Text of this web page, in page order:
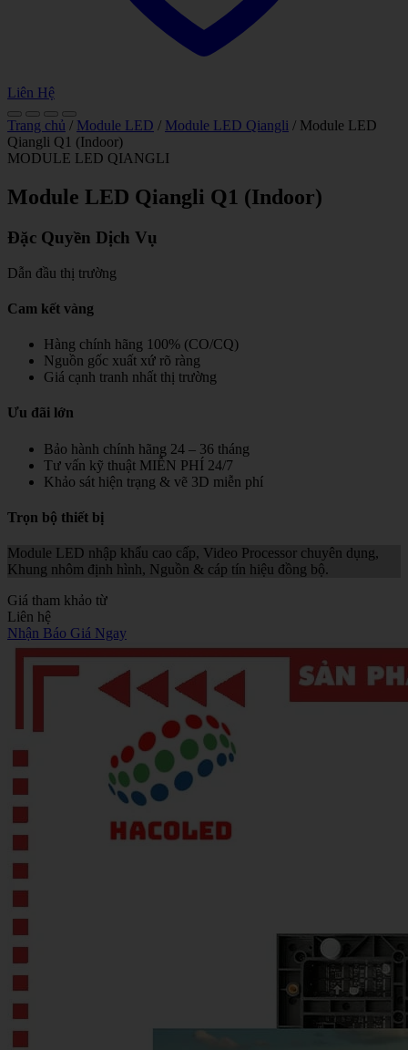
Liên Hệ
Trang chủ / Module LED / Module LED Qiangli / Module LED
Qiangli Q1 (Indoor)
MODULE LED QIANGLI
Module LED Qiangli Q1 (Indoor)
Đặc Quyền Dịch Vụ
Dẫn đầu thị trường
Cam kết vàng
Hàng chính hãng 100% (CO/CQ)
Nguồn gốc xuất xứ rõ ràng
Giá cạnh tranh nhất thị trường
Ưu đãi lớn
Bảo hành chính hãng 24 – 36 tháng
Tư vấn kỹ thuật MIỄN PHÍ 24/7
Khảo sát hiện trạng & vẽ 3D miễn phí
Trọn bộ thiết bị
Module LED nhập khẩu cao cấp, Video Processor chuyên dụng,
Khung nhôm định hình, Nguồn & cáp tín hiệu đồng bộ.
Giá tham khảo từ
Liên hệ
Nhận Báo Giá Ngay